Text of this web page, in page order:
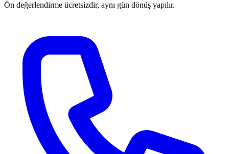
Ön değerlendirme ücretsizdir, aynı gün dönüş yapılır.